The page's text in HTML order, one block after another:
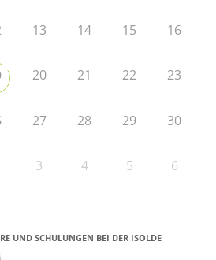
13 14 15 16
20 21 22 23
27 28 29 30
3 4 5 6
UND SCHULUNGEN BEI DER ISOLDE R